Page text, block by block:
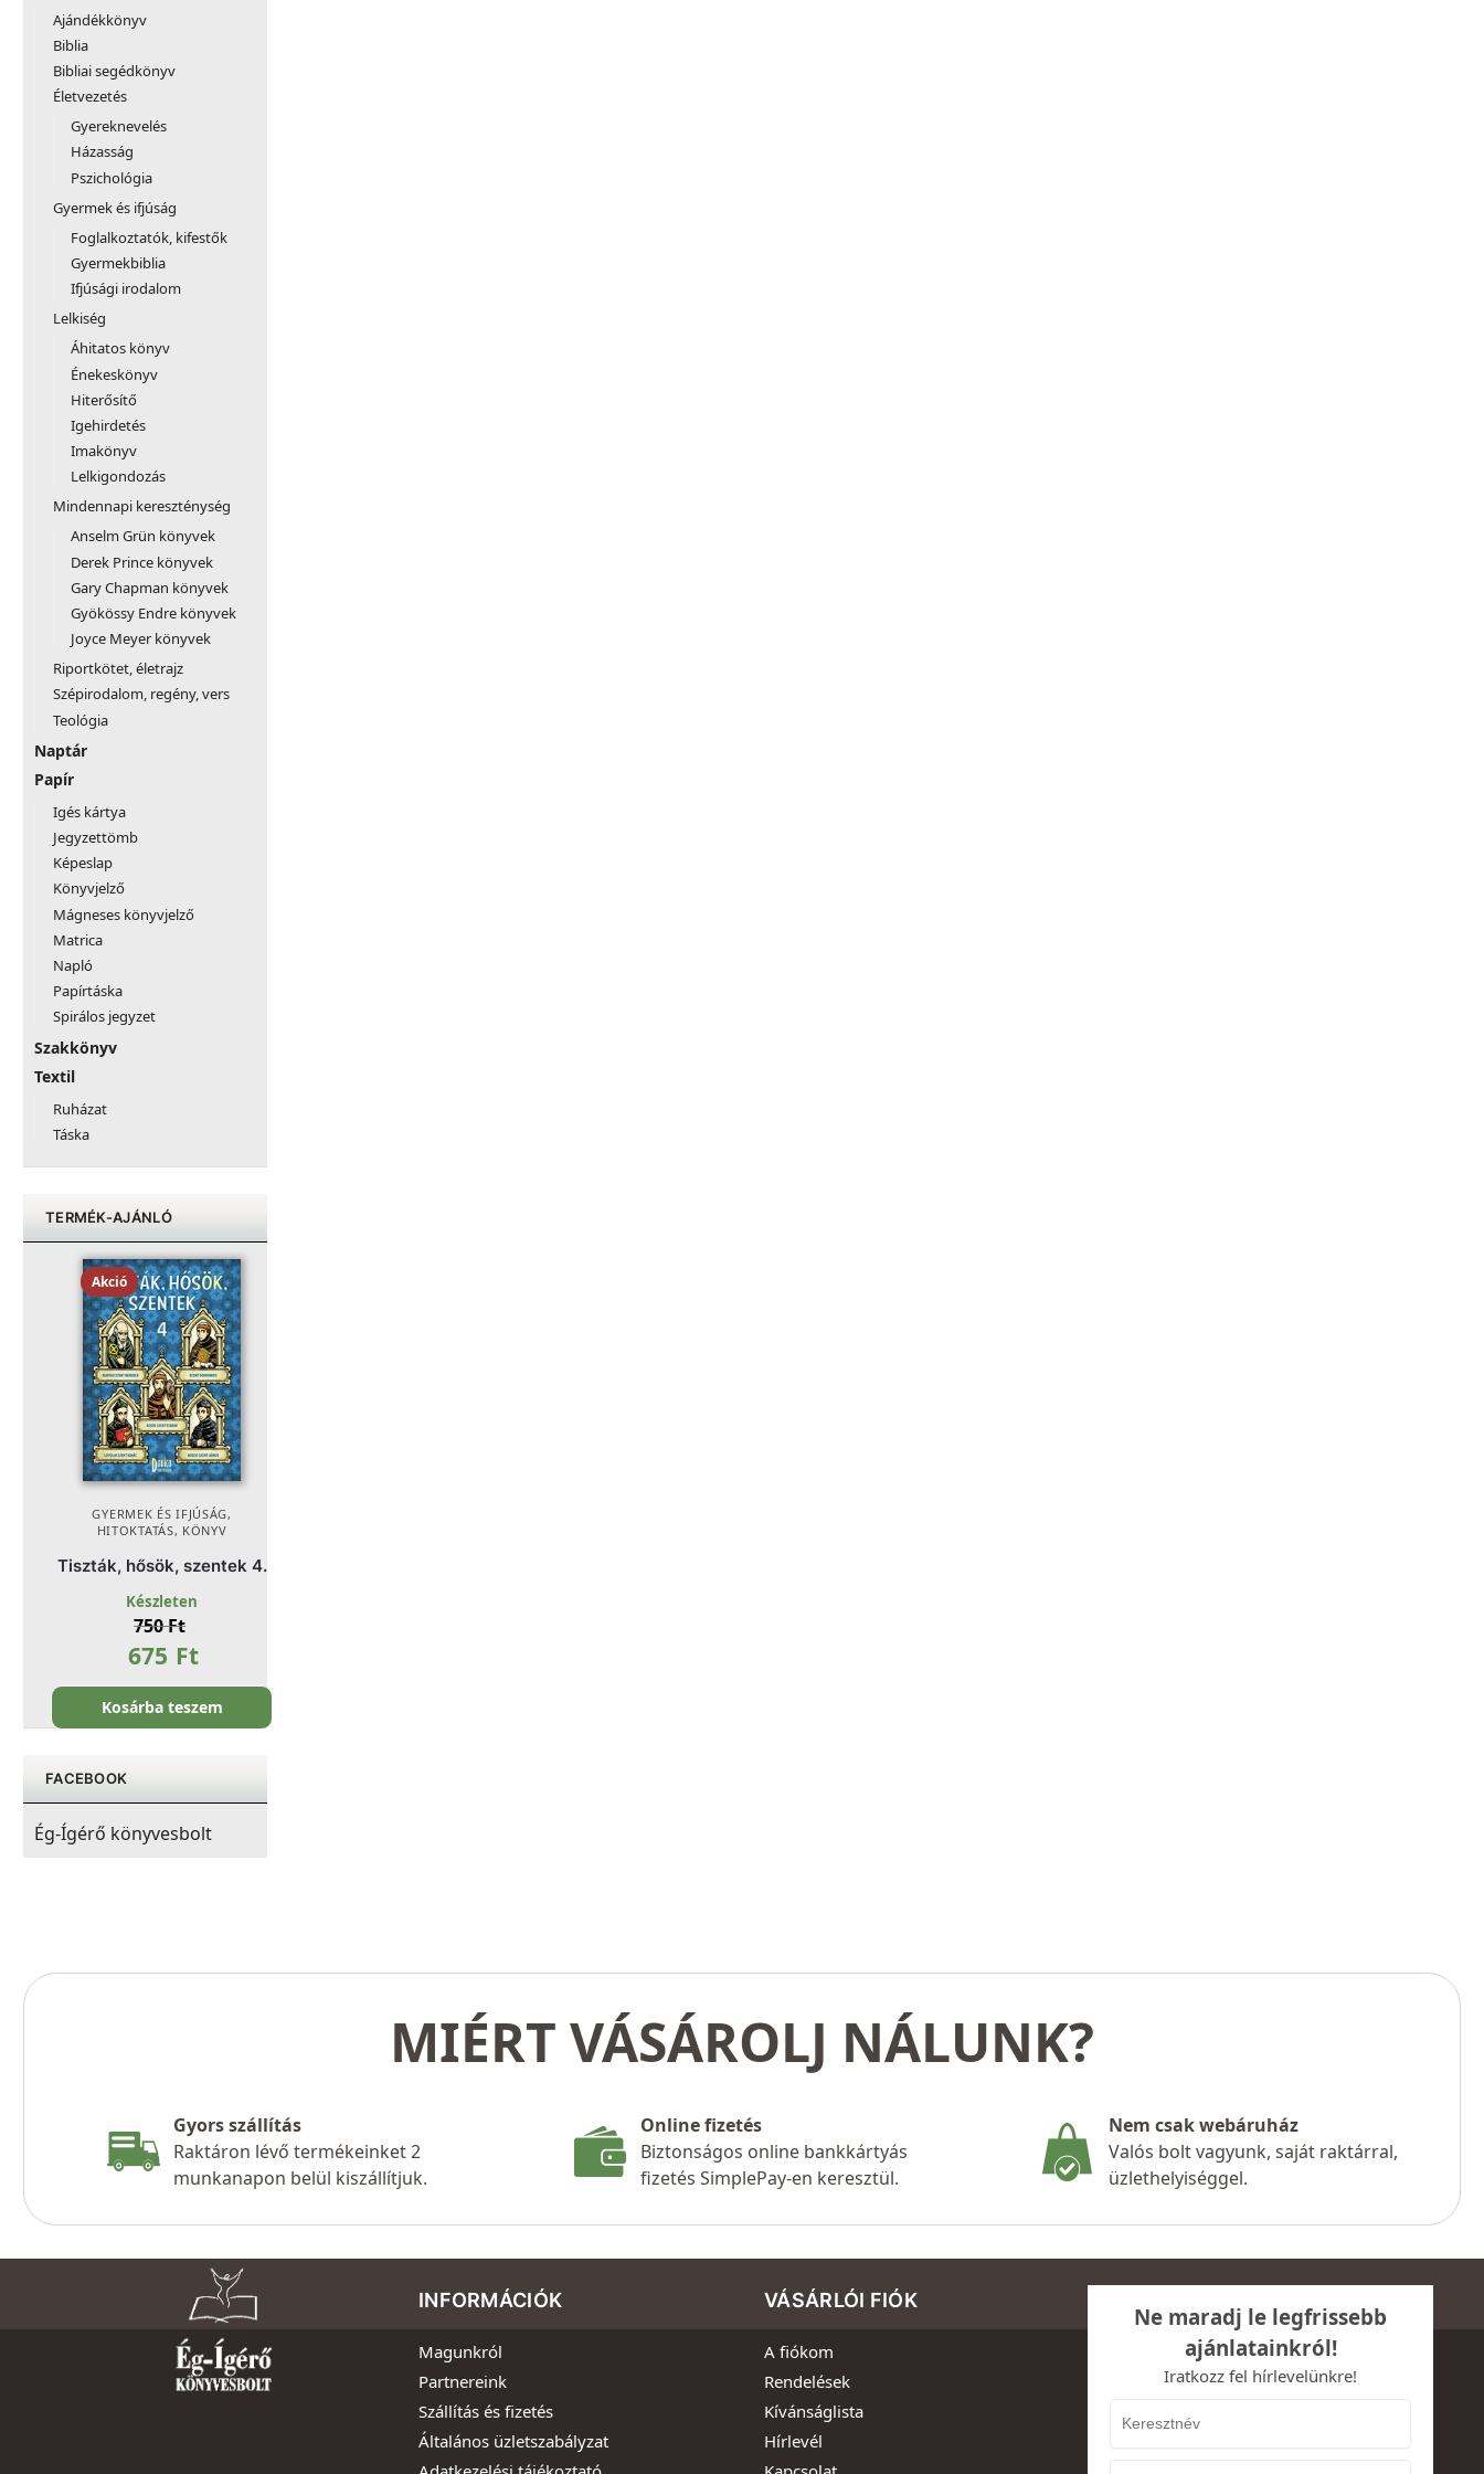
Ajándékkönyv
Biblia
Bibliai segédkönyv
Életvezetés
Gyereknevelés
Házasság
Pszichológia
Gyermek és ifjúság
Foglalkoztatók, kifestők
Gyermekbiblia
Ifjúsági irodalom
Lelkiség
Áhitatos könyv
Énekeskönyv
Hiterősítő
Igehirdetés
Imakönyv
Lelkigondozás
Mindennapi kereszténység
Anselm Grün könyvek
Derek Prince könyvek
Gary Chapman könyvek
Gyökössy Endre könyvek
Joyce Meyer könyvek
Riportkötet, életrajz
Szépirodalom, regény, vers
Teológia
Naptár
Papír
Igés kártya
Jegyzettömb
Képeslap
Könyvjelző
Mágneses könyvjelző
Matrica
Napló
Papírtáska
Spirálos jegyzet
Szakkönyv
Textil
Ruházat
Táska
TERMÉK-AJÁNLÓ
Akció
GYERMEK ÉS IFJÚSÁG,
HITOKTATÁS, KÖNYV
Tiszták, hősök, szentek 4.
Készleten
750Ft
675 Ft
Kosárba teszem
FACEBOOK
Ég-Ígérő könyvesbolt
MIÉRT VÁSÁROLJ NÁLUNK?
Gyors szállítás
Raktáron lévő termékeinket 2
munkanapon belül kiszállítjuk.
Online fizetés
Biztonságos online bankkártyás
fizetés SimplePay-en keresztül.
Nem csak webáruház
Valós bolt vagyunk, saját raktárral,
üzlethelyiséggel.
INFORMÁCIÓK
Magunkról
Partnereink
Szállítás és fizetés
Általános üzletszabályzat
VÁSÁRLÓI FIÓK
A fiókom
Rendelések
Kívánságlista
Hírlevél
Ne maradj le legfrissebb
ajánlatainkról!
Iratkozz fel hírlevelünkre!